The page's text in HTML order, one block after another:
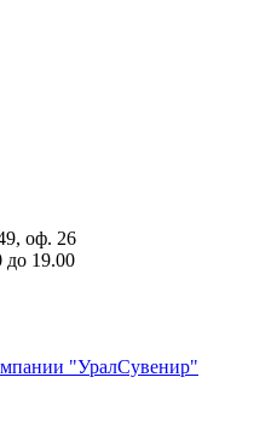
оф. 26
до 19.00
"УралСувенир"